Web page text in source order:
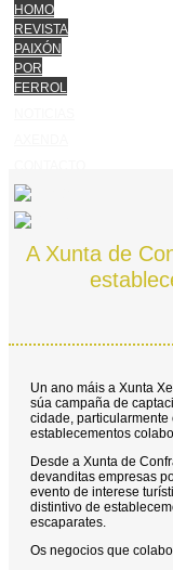
HOMO
REVISTA
PAIXÓN
POR
FERROL
A Xunta de
Un ano máis a Xunta
súa campaña de
cidade,
establecementos
Desde a Xunta de
devanditas empresas
evento de interese
distintivo de
escaparates.
Os negocios que